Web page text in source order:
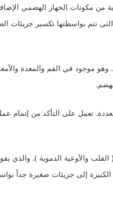
من مكونات الجهاز الهضمي
تتم بواسطتها تكسير جزيئات
موجود في الفم والمعدة
تعمل على التأكد من إتمام
والأوعية الدموية ). والذي
إلى جزيئات صغيرة جداً